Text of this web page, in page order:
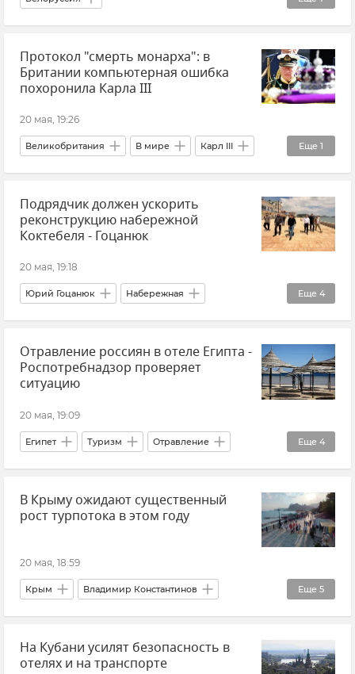
Минобороны Республики Беларусь В мире
Учения "Искандер" Оружие
Ядерная триада Новости
Протокол "смерть монарха": в
Британии компьютерная ошибка
похоронила Карла III
20 мая, 19:26
Еще 1
Великобритания В мире Карл III
Новости
Подрядчик должен ускорить
реконструкцию набережной
Коктебеля - Гоцанюк
20 мая, 19:18
Еще 4
Юрий Гоцанюк Набережная
Набережные Крыма Коктебель Крым
Новости Крыма
Отравление россиян в отеле Египта -
Роспотребнадзор проверяет
ситуацию
20 мая, 19:09
Еще 4
Египет Туризм Отравление
Роспотребнадзор В мире Новости
Общество
В Крыму ожидают существенный
рост турпотока в этом году
20 мая, 18:59
Еще 5
Крым Владимир Константинов
Туризм Туризм в Крыму Отдых
Отдых в Крыму Новости Крыма
На Кубани усилят безопасность в
отелях и на транспорте